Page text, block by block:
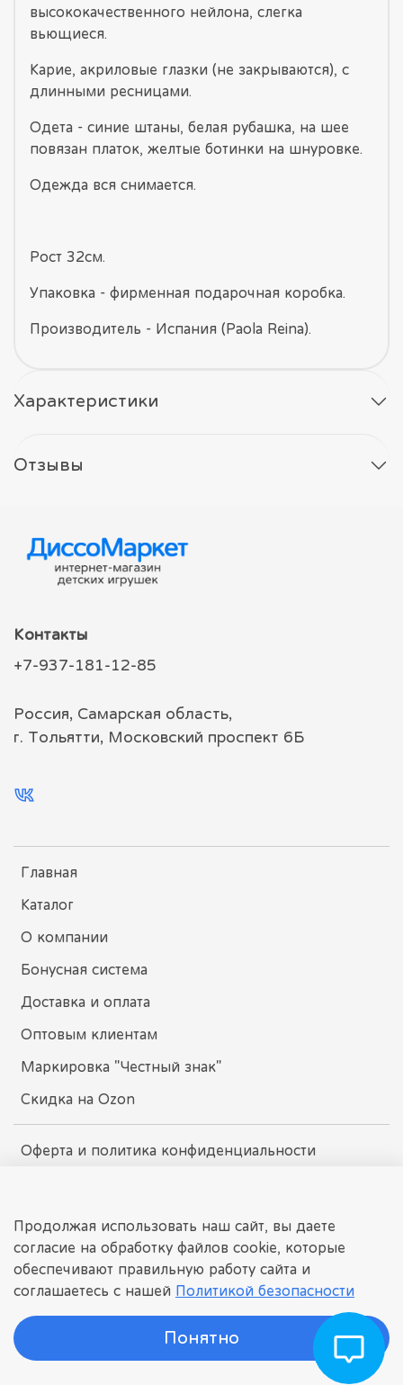
высококачественного нейлона, слегка
вьющиеся.
Карие, акриловые глазки (не закрываются), с
длинными ресницами.
Одета - синие штаны, белая рубашка, на шее
повязан платок, желтые ботинки на шнуровке.
Одежда вся снимается.
Рост 32см.
Упаковка - фирменная подарочная коробка.
Производитель - Испания (Paola Reina).
Характеристики
Отзывы
Главная
Каталог
О компании
Бонусная система
Доставка и оплата
Оптовым клиентам
Маркировка "Честный знак"
Скидка на Ozon
Оферта и политика конфиденциальности
Контакты
+7-937-181-12-85
Россия, Самарская область,
г. Тольятти, Московский проспект 6Б
dissomarket.ru
© 2025 Любое использование контента без письменного
разрешения запрещено
Интернет-магазин детских игрушек.
Продолжая использовать наш сайт, вы даете
согласие на обработку файлов cookie, которые
обеспечивают правильную работу сайта и
соглашаетесь с нашей Политикой безопасности
Понятно